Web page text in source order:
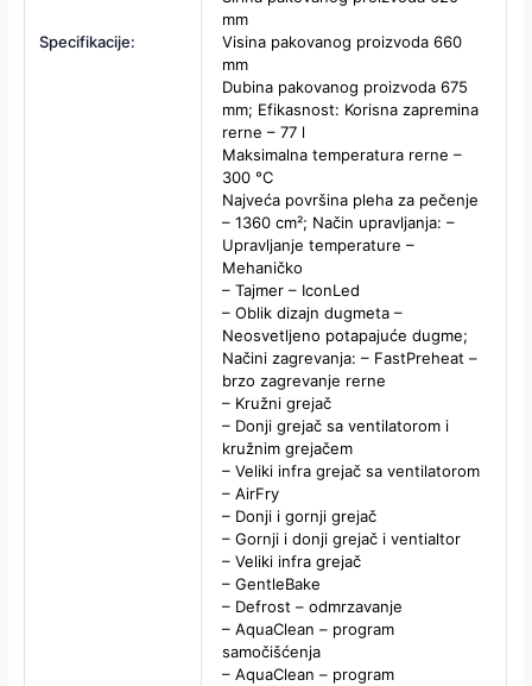
Specifikacije:
mm
Visina pakovanog proizvoda 660
mm
Dubina pakovanog proizvoda 675
mm; Efikasnost: Korisna zapremina
rerne – 77 l
Maksimalna temperatura rerne –
300 °C
Najveća površina pleha za pečenje
– 1360 cm²; Način upravljanja: –
Upravljanje temperature –
Mehaničko
– Tajmer – IconLed
– Oblik dizajn dugmeta –
Neosvetljeno potapajuće dugme;
Načini zagrevanja: – FastPreheat –
brzo zagrevanje rerne
– Kružni grejač
– Donji grejač sa ventilatorom i
kružnim grejačem
– Veliki infra grejač sa ventilatorom
– AirFry
– Donji i gornji grejač
– Gornji i donji grejač i ventialtor
– Veliki infra grejač
– GentleBake
– Defrost – odmrzavanje
– AquaClean – program
samočišćenja
– AquaClean – program